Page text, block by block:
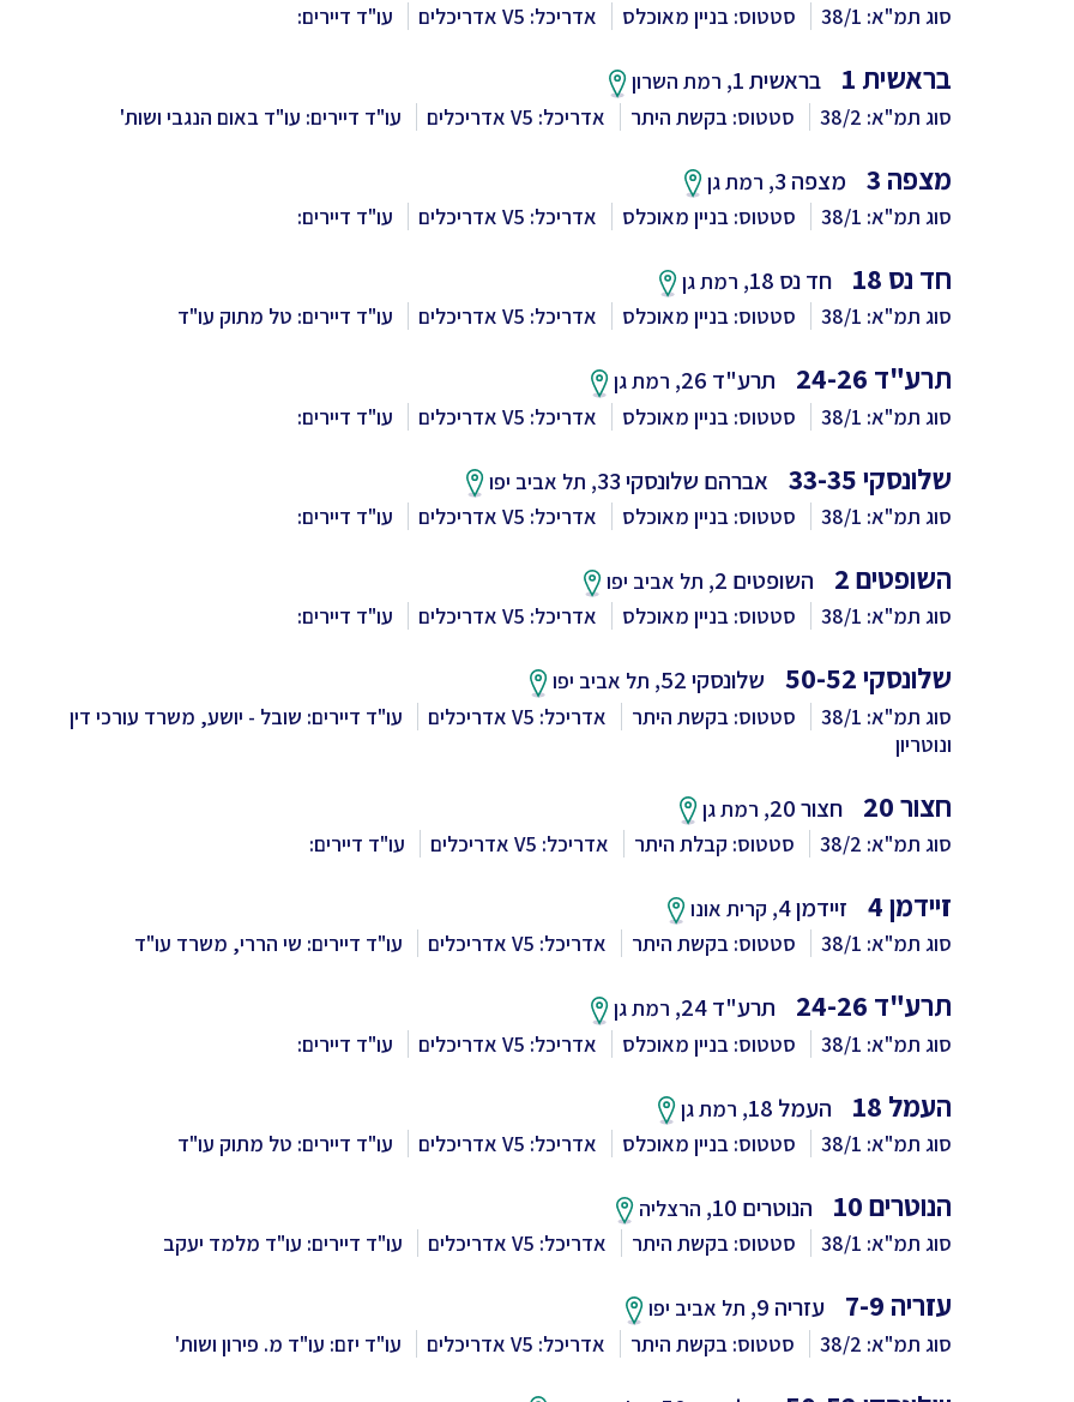
סוג תמ"א: 38/1
סטטוס: בניין מאוכלס אדריכל: V5 אדריכלים עו"ד דיירים:
בראשית 1 בראשית 1,
רמת השרון
סוג תמ"א: 38/2
סטטוס: בקשת היתר אדריכל: V5 אדריכלים עו"ד דיירים: עו"ד באום הנגבי ושות'
מצפה 3 מצפה 3,
רמת גן
סוג תמ"א: 38/1
סטטוס: בניין מאוכלס אדריכל: V5 אדריכלים עו"ד דיירים:
חד נס 18 חד נס 18,
רמת גן
סוג תמ"א: 38/1
סטטוס: בניין מאוכלס אדריכל: V5 אדריכלים עו"ד דיירים: טל מתוק עו"ד
תרע"ד 24-26 תרע"ד 26,
רמת גן
סוג תמ"א: 38/1
סטטוס: בניין מאוכלס אדריכל: V5 אדריכלים עו"ד דיירים:
שלונסקי 33-35 אברהם שלונסקי 33,
תל אביב יפו
סוג תמ"א: 38/1
סטטוס: בניין מאוכלס אדריכל: V5 אדריכלים עו"ד דיירים:
השופטים 2 השופטים 2,
תל אביב יפו
סוג תמ"א: 38/1
סטטוס: בניין מאוכלס אדריכל: V5 אדריכלים עו"ד דיירים:
שלונסקי 50-52 שלונסקי 52,
תל אביב יפו
סוג תמ"א: 38/1
סטטוס: בקשת היתר אדריכל: V5 אדריכלים
עו"ד דיירים: שובל - יושע, משרד עורכי דין
ונוטריון
חצור 20 חצור 20,
רמת גן
סוג תמ"א: 38/2
סטטוס: קבלת היתר אדריכל: V5 אדריכלים עו"ד דיירים:
זיידמן 4 זיידמן 4,
קרית אונו
סוג תמ"א: 38/1
סטטוס: בקשת היתר אדריכל: V5 אדריכלים עו"ד דיירים: שי הררי, משרד עו"ד
תרע"ד 24-26 תרע"ד 24,
רמת גן
סוג תמ"א: 38/1
סטטוס: בניין מאוכלס אדריכל: V5 אדריכלים עו"ד דיירים:
העמל 18 העמל 18,
רמת גן
סוג תמ"א: 38/1
סטטוס: בניין מאוכלס אדריכל: V5 אדריכלים עו"ד דיירים: טל מתוק עו"ד
הנוטרים 10 הנוטרים 10,
הרצליה
סוג תמ"א: 38/1
סטטוס: בקשת היתר אדריכל: V5 אדריכלים עו"ד דיירים: עו"ד מלמד יעקב
עזריה 7-9 עזריה 9,
תל אביב יפו
סוג תמ"א: 38/2
סטטוס: בקשת היתר אדריכל: V5 אדריכלים עו"ד יזם: עו"ד מ. פירון ושות'